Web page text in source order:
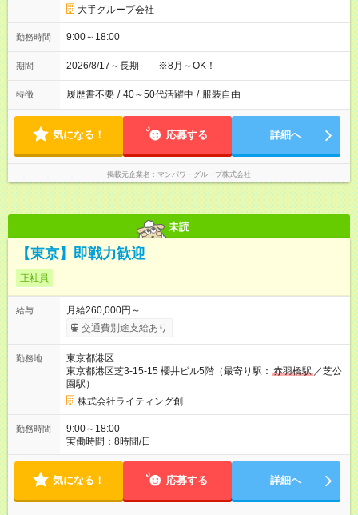
大手グループ会社
勤務時間 9:00～18:00
期間 2026/8/17～長期 ※8月～OK！
特徴 履歴書不要 / 40～50代活躍中 / 服装自由
気になる！ 応募する 詳細へ
掲載元企業名 マンパワーグループ株式会社
未読
【東京】即戦力歓迎
正社員
給与
月給260,000円～
交通費別途支給あり
勤務地
東京都港区
東京都港区芝3-15-15 櫻井ビル5階（最寄り駅： 赤羽橋駅 ／芝公
園駅）
株式会社ライティング創
勤務時間
9:00～18:00
実働時間：8時間/日
気になる！ 応募する 詳細へ